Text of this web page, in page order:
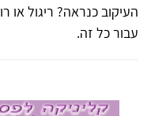
העיקוב כנראה? ריגול או
עבור כל זה.